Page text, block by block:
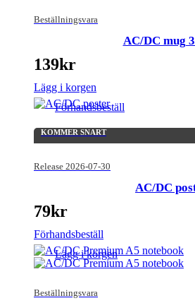
Beställningsvara
AC/DC mug
139kr
Lägg i korgen
KOMMER SNART
Release 2026-07-30
Förhandsbeställ
AC/DC
79kr
Förhandsbeställ
Beställningsvara
Lägg i korgen